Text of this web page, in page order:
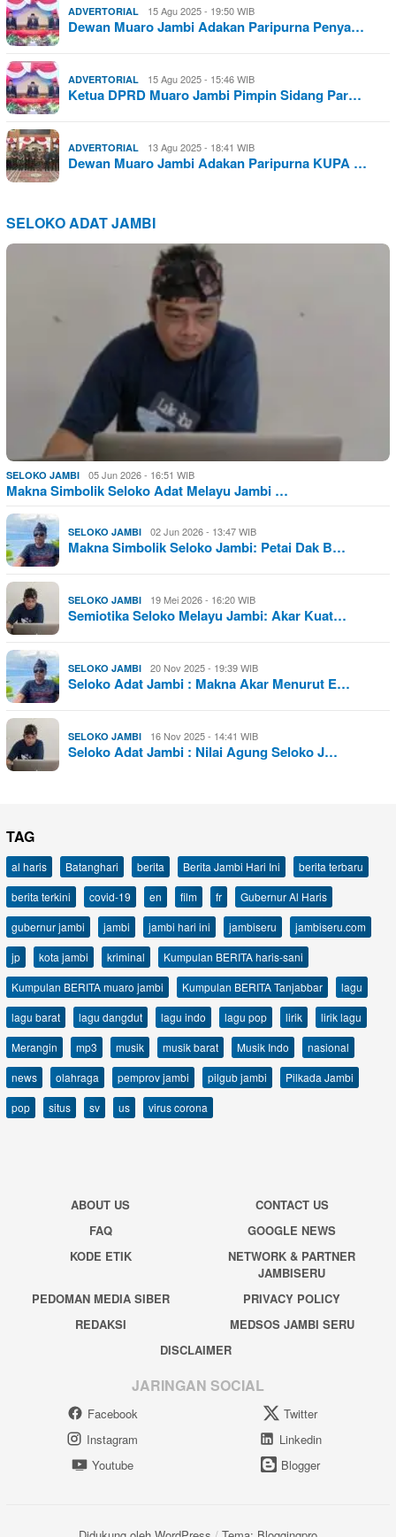
ADVERTORIAL 15 Agu 2025 - 19:50 WIB
Dewan Muaro Jambi Adakan Paripurna Penya…
ADVERTORIAL 15 Agu 2025 - 15:46 WIB
Ketua DPRD Muaro Jambi Pimpin Sidang Par…
ADVERTORIAL 13 Agu 2025 - 18:41 WIB
Dewan Muaro Jambi Adakan Paripurna KUPA …
SELOKO ADAT JAMBI
SELOKO JAMBI 05 Jun 2026 - 16:51 WIB
Makna Simbolik Seloko Adat Melayu Jambi …
SELOKO JAMBI 02 Jun 2026 - 13:47 WIB
Makna Simbolik Seloko Jambi: Petai Dak B…
SELOKO JAMBI 19 Mei 2026 - 16:20 WIB
Semiotika Seloko Melayu Jambi: Akar Kuat…
SELOKO JAMBI 20 Nov 2025 - 19:39 WIB
Seloko Adat Jambi : Makna Akar Menurut E…
SELOKO JAMBI 16 Nov 2025 - 14:41 WIB
Seloko Adat Jambi : Nilai Agung Seloko J…
TAG
al haris Batanghari berita Berita Jambi Hari Ini
berita terbaru
berita terkini
covid-19 en film fr
Gubernur Al Haris
gubernur jambi
jambi jambi hari ini jambiseru
jambiseru.com
jp
kota jambi kriminal
Kumpulan BERITA haris-sani
Kumpulan BERITA muaro jambi
Kumpulan BERITA Tanjabbar
lagu
lagu barat
lagu dangdut lagu indo lagu pop lirik
lirik lagu
Merangin
mp3 musik musik barat Musik Indo
nasional
news
olahraga pemprov jambi pilgub jambi
Pilkada Jambi
pop
situs sv us virus corona
ABOUT US
CONTACT US
FAQ
GOOGLE NEWS
KODE ETIK
NETWORK & PARTNER
JAMBISERU
PEDOMAN MEDIA SIBER
PRIVACY POLICY
REDAKSI
MEDSOS JAMBI SERU
DISCLAIMER
JARINGAN SOCIAL
Facebook
Twitter
Instagram
Linkedin
Youtube
Blogger